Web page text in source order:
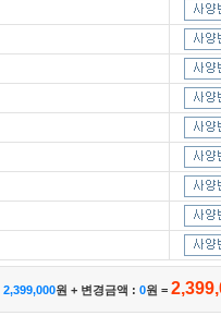
2,399,000원 + 변경금액 : 0원 =